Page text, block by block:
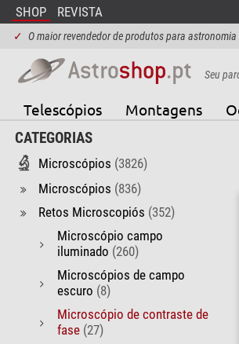
SHOP REVISTA
✓ O maior revendedor de produtos para astronomia
Seu
Telescópios Montagens
CATEGORIAS
Microscópios (3826)
Microscópios (836)
Retos Microscopiós (352)
Microscópio campo
iluminado (260)
Microscópios de campo
escuro (8)
Microscópio de contraste de
fase (27)